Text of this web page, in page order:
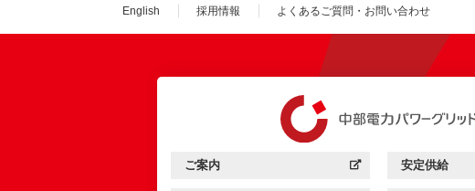
English 採用情報 よくあるご質問・お問い合わせ
中部電力パワーグリッド：
ご案内
（新しいウィンドウを開きます） 中部電力パワ
安定供給
（新しいウィ